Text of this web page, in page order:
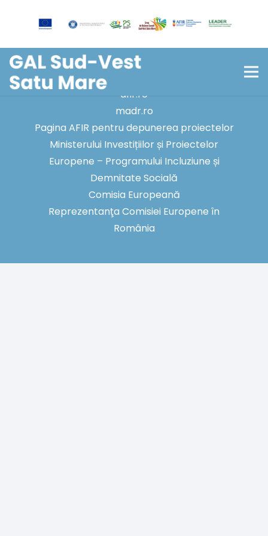
Copyright © 2026 – Asociația Grup de
Acțiune Locală Sud-Vest Satu Mare!
Linkuri utile:
afir.ro
madr.ro
Pagina AFIR pentru depunerea proiectelor
Ministerului Investițiilor și Proiectelor
Europene – Programului Incluziune și
Demnitate Socială
Comisia Europeană
Reprezentanţa Comisiei Europene în
România